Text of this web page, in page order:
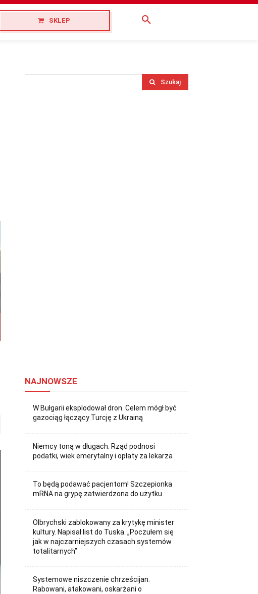
SKLEP
Szukaj
NAJNOWSZE
W Bułgarii eksplodował dron. Celem mógł być
gazociąg łączący Turcję z Ukrainą
Niemcy toną w długach. Rząd podnosi
podatki, wiek emerytalny i opłaty za lekarza
To będą podawać pacjentom! Szczepionka
mRNA na grypę zatwierdzona do użytku
Olbrychski zablokowany za krytykę minister
kultury. Napisał list do Tuska. „Poczułem się
jak w najczarniejszych czasach systemów
totalitarnych”
Systemowe niszczenie chrześcijan.
Rabowani, atakowani, oskarżani o